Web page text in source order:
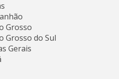
Grosso
Grosso do Sul
Gerais